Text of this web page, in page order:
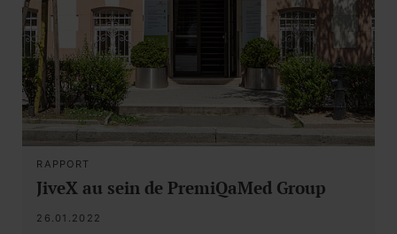
RAPPORT
JiveX au sein de PremiQaMed Group
26.01.2022